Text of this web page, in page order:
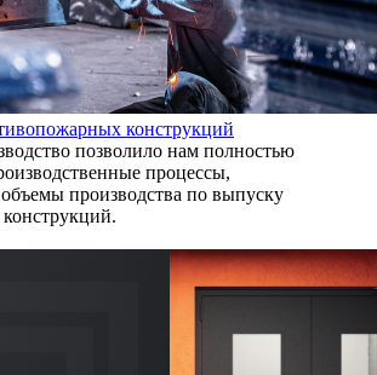
конструкций
позволило нам полностью
процессы,
производства по выпуску